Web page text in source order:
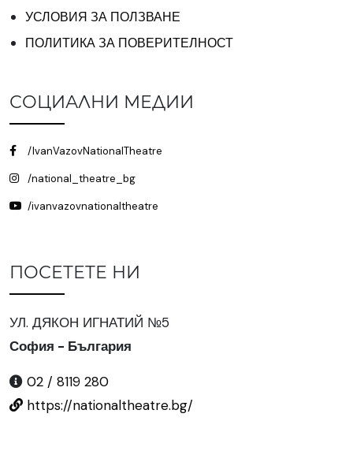
УСЛОВИЯ ЗА ПОЛЗВАНЕ
ПОЛИТИКА ЗА ПОВЕРИТЕЛНОСТ
СОЦИАЛНИ МЕДИИ
/IvanVazovNationalTheatre
/national_theatre_bg
/ivanvazovnationaltheatre
ПОСЕТЕТЕ НИ
УЛ. ДЯКОН ИГНАТИЙ №5
София - България
02 / 8119 280
https://nationaltheatre.bg/